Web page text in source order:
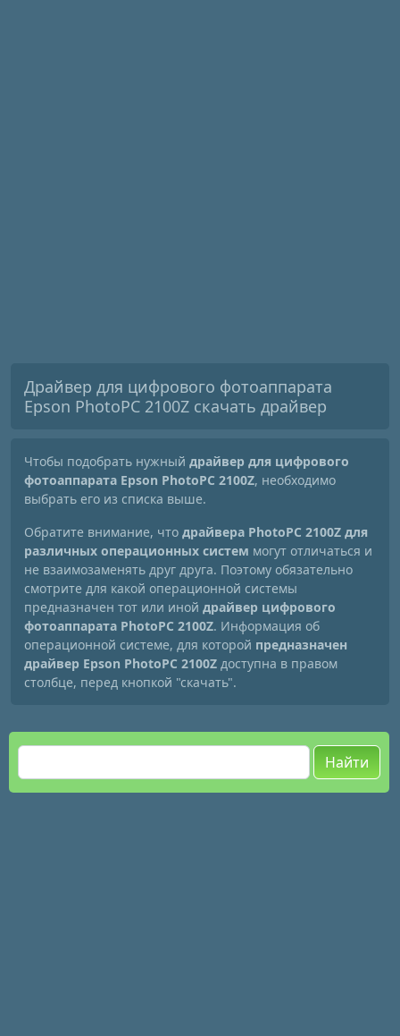
Драйвер для цифрового фотоаппарата
Epson PhotoPC 2100Z скачать драйвер
Чтобы подобрать нужный драйвер для цифрового
фотоаппарата Epson PhotoPC 2100Z, необходимо
выбрать его из списка выше.
Обратите внимание, что драйвера PhotoPC 2100Z для
различных операционных систем могут отличаться и
не взаимозаменять друг друга. Поэтому обязательно
смотрите для какой операционной системы
предназначен тот или иной драйвер цифрового
фотоаппарата PhotoPC 2100Z. Информация об
операционной системе, для которой предназначен
драйвер Epson PhotoPC 2100Z доступна в правом
столбце, перед кнопкой "скачать".
Найти